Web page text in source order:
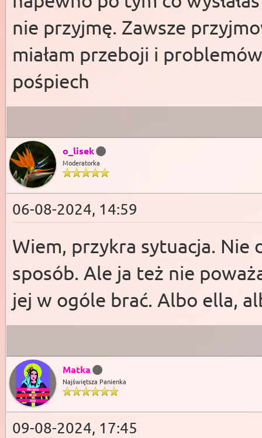
nie przyjmę. Zawsze
miałam przeboji i
pośpiech
o_lisek
Moderatorka
06-08-2024, 14:59
Wiem, przykra sytuacja. Nie
sposób. Ale ja też nie
jej w ogóle brać. Albo ella,
Matka
Najświętsza Panienka
09-08-2024, 17:45